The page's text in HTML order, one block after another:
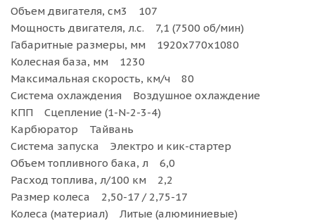
Объем двигателя, см3 107
Мощность двигателя, л.с. 7,1 (7500 об/мин)
Габаритные размеры, мм 1920х770х1080
Колесная база, мм 1230
Максимальная скорость, км/ч 80
Система охлаждения Воздушное охлаждение
КПП Сцепление (1-N-2-3-4)
Карбюратор Тайвань
Система запуска Электро и кик-стартер
Объем топливного бака, л 6,0
Расход топлива, л/100 км 2,2
Размер колеса 2,50-17 / 2,75-17
Колеса (материал) Литые (алюминиевые)